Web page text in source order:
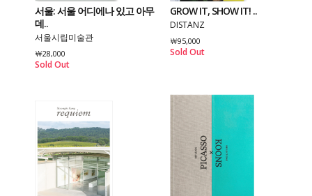
서울: 서울 어디에나 있고 아무
데..
서울시립미술관
￦28,000
Sold Out
GROW IT, SHOW IT! ..
DISTANZ
￦95,000
Sold Out